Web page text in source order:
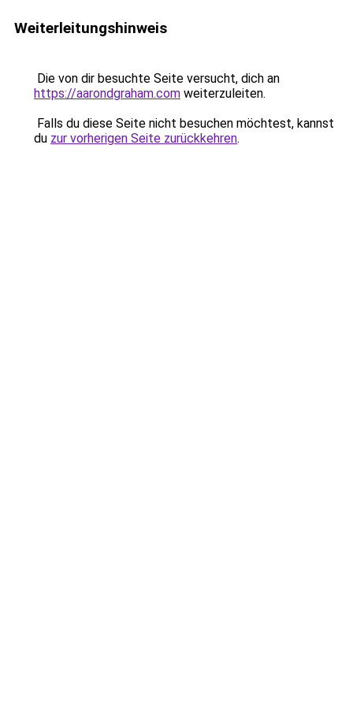
Weiterleitungshinweis
Die von dir besuchte Seite versucht, dich an
https://aarondgraham.com weiterzuleiten.
Falls du diese Seite nicht besuchen möchtest, kannst
du zur vorherigen Seite zurückkehren.